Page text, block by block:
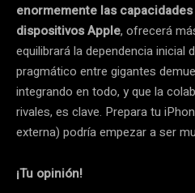
enormemente las
dispositivos Apple, ofrecerá
equilibrará la dependencia inicial
pragmático entre gigantes
integrando en todo, y que la
rivales, es clave. Prepara tu
externa) podría empezar a ser
¡Tu opinión!